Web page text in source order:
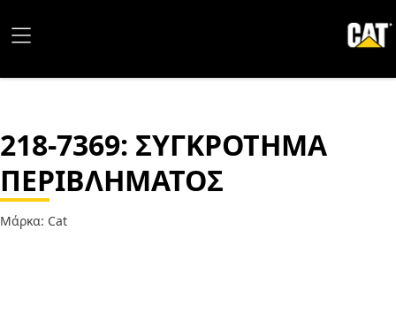
218-7369: ΣΥΓΚΡΟΤΗΜΑ
ΠΕΡΙΒΛΗΜΑΤΟΣ
Μάρκα: Cat